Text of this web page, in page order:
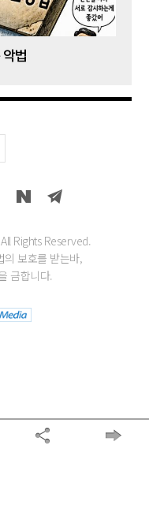
법
Rights Reserved.
의 보호를 받는바,
금합니다.